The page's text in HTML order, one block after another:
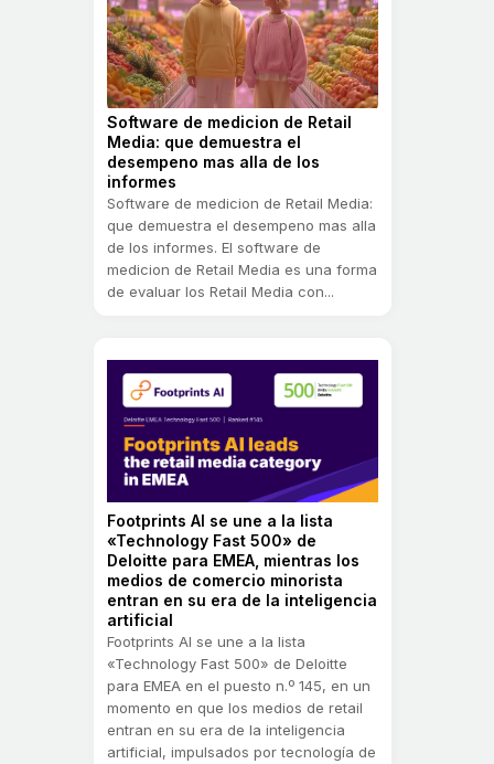
Software de medicion de Retail
Media: que demuestra el
desempeno mas alla de los
informes
Software de medicion de Retail Media:
que demuestra el desempeno mas alla
de los informes. El software de
medicion de Retail Media es una forma
de evaluar los Retail Media con...
Footprints AI se une a la lista
«Technology Fast 500» de
Deloitte para EMEA, mientras los
medios de comercio minorista
entran en su era de la inteligencia
artificial
Footprints AI se une a la lista
«Technology Fast 500» de Deloitte
para EMEA en el puesto n.º 145, en un
momento en que los medios de retail
entran en su era de la inteligencia
artificial, impulsados por tecnología de